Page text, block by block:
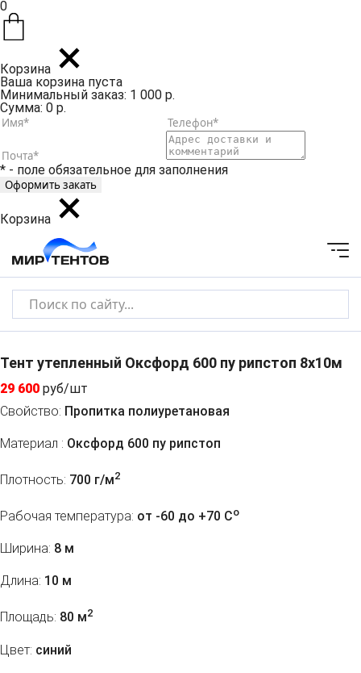
0
Корзина
Ваша корзина пуста
Минимальный заказ: 1 000 р.
Сумма: 0 р.
* - поле обязательное для заполнения
Корзина
Тент утепленный Оксфорд 600 пу рипстоп 8х10м
29 600 руб/шт
Свойство: Пропитка полиуретановая
Материал : Оксфорд 600 пу рипстоп
Плотность: 700 г/м2
Рабочая температура: от -60 до +70 Co
Ширина: 8 м
Длина: 10 м
Площадь: 80 м2
Цвет: синий